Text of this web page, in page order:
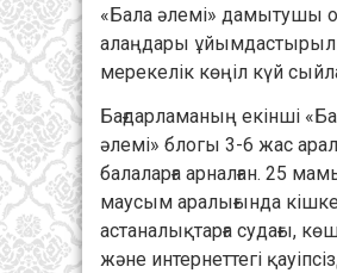
«Бала әлемі» дамытушы
алаңдары
мерекелік көңіл күй
Бағдарламаның екінші
әлемі» блогы 3-6 жас
балаларға арналған. 25
маусым аралығында
астаналықтарға судағы,
және интернеттегі